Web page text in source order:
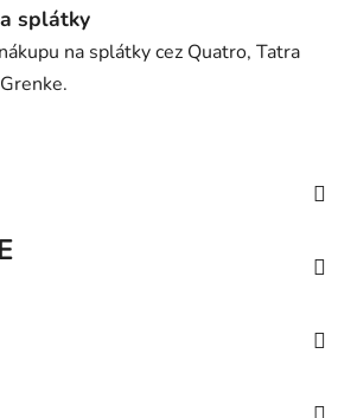
splátky
na splátky cez Quatro, Tatra